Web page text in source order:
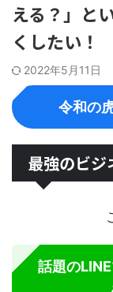
える？」と
くしたい！
2022年5月11日
令和の
最強のビジ
話題の